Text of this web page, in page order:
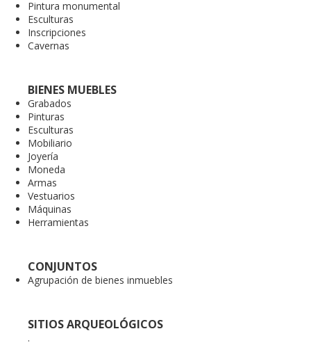
Pintura monumental
Esculturas
Inscripciones
Cavernas
BIENES MUEBLES
Grabados
Pinturas
Esculturas
Mobiliario
Joyería
Moneda
Armas
Vestuarios
Máquinas
Herramientas
CONJUNTOS
Agrupación de bienes inmuebles
SITIOS ARQUEOLÓGICOS
.